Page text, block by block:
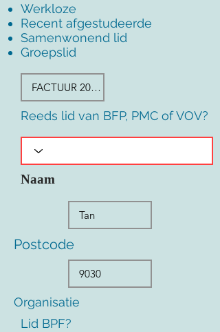
Werkloze
Recent afgestudeerde
Samenwonend lid
Groepslid
Reeds lid van BFP, PMC of VOV?
Naam
Postcode
Organisatie
Lid BPF?